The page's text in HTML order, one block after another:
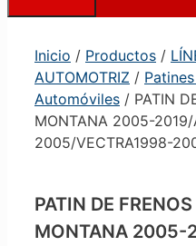
Inicio / Productos /
AUTOMOTRIZ /
Automóviles / PATIN
MONTANA 2005-
2005/VECTRA1998-
PATIN DE
MONTANA 2005-